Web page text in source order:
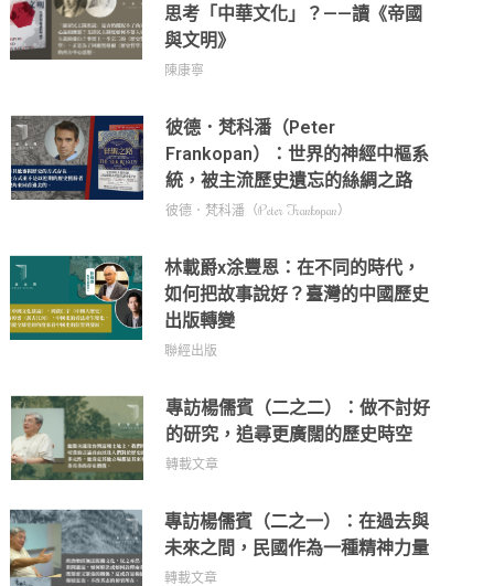
思考「中華文化」？——讀《帝國
與文明》
陳康寧
彼德．梵科潘（Peter
Frankopan）：世界的神經中樞系
統，被主流歷史遺忘的絲綢之路
彼德．梵科潘（Peter Frankopan）
林載爵x涂豐恩：在不同的時代，
如何把故事說好？臺灣的中國歷史
出版轉變
聯經出版
專訪楊儒賓（二之二）：做不討好
的研究，追尋更廣闊的歷史時空
轉載文章
專訪楊儒賓（二之一）：在過去與
未來之間，民國作為一種精神力量
轉載文章